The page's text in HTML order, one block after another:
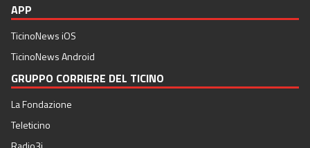
APP
TicinoNews iOS
TicinoNews Android
GRUPPO CORRIERE DEL TICINO
La Fondazione
Teleticino